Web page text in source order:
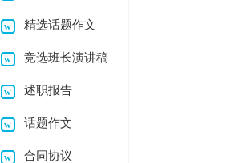
精选话题作文
300字集合六篇
竞选班长演讲稿
【精】述职报告
话题作文
合同协议